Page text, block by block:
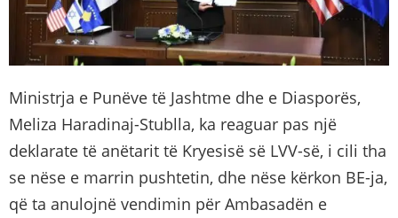
Ministrja e Punëve të Jashtme dhe e Diasporës,
Meliza Haradinaj-Stublla, ka reaguar pas një
deklarate të anëtarit të Kryesisë së LVV-së, i cili tha
se nëse e marrin pushtetin, dhe nëse kërkon BE-ja,
që ta anulojnë vendimin për Ambasadën e